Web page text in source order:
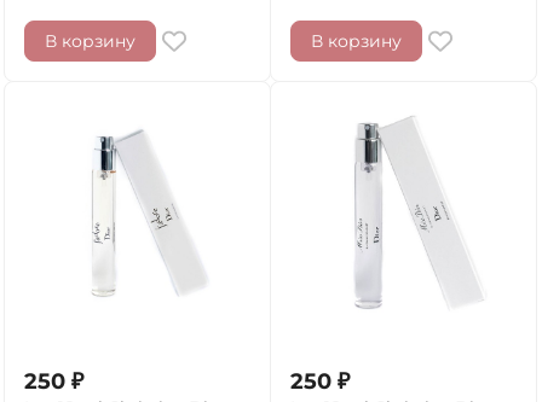
В корзину В корзину
250 ₽ 250 ₽